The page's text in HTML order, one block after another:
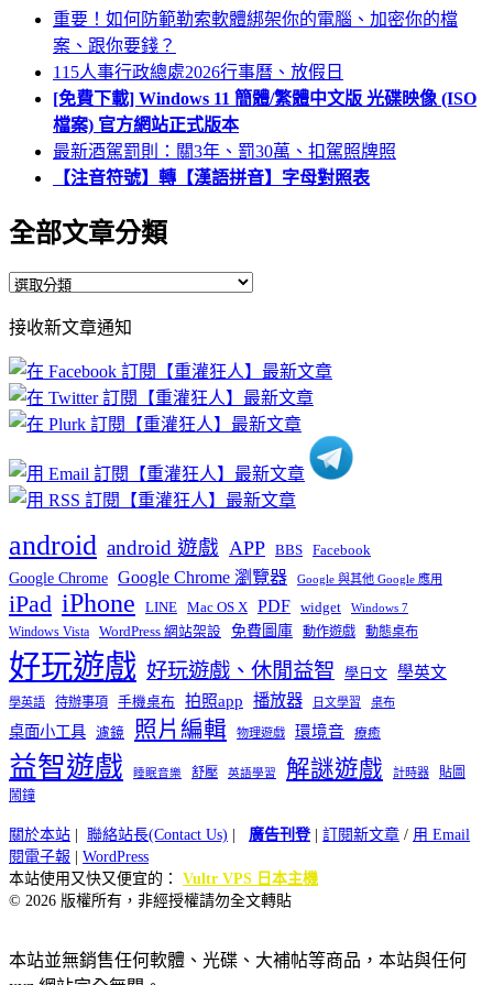
重要！如何防範勒索軟體綁架你的電腦、加密你的檔
案、跟你要錢？
115人事行政總處2026行事曆、放假日
[免費下載] Windows 11 簡體/繁體中文版 光碟映像 (ISO
檔案) 官方網站正式版本
最新酒駕罰則：關3年、罰30萬、扣駕照牌照
【注音符號】轉【漢語拼音】字母對照表
全部文章分類
全
文
章
分
類
接收新文章通知
android android 遊戲 APP BBS Facebook
Google Chrome Google Chrome 瀏覽器 Google 與其他 Google 應用
iPad iPhone LINE Mac OS X PDF widget Windows 7
Windows Vista WordPress 網站架設 免費圖庫 動作遊戲 動態桌布
好玩遊戲 好玩遊戲、休閒益智 學日文 學英文
學英語 待辦事項 手機桌布 拍照app 播放器 日文學習 桌布
桌面小工具 濾鏡 照片編輯 物理遊戲 環境音 療癒
益智遊戲 睡眠音樂 舒壓 英語學習 解謎遊戲 計時器
貼圖
鬧鐘
關於本站 | 聯絡站長(Contact Us) | 廣告刊登| 訂閱新文章 / 用 Email
閱電子報 | WordPress
本站使用又快又便宜的： Vultr VPS 日本主機
© 2026 版權所有，非經授權請勿全文轉貼
本站並無銷售任何軟體、光碟、大補帖等商品，本站與任何